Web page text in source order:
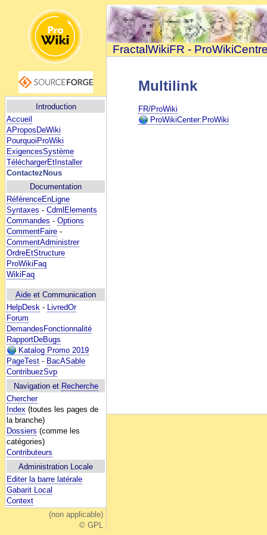
Introduction
Accueil
AProposDeWiki
PourquoiProWiki
ExigencesSystème
TéléchargerEtInstaller
ContactezNous
Documentation
RéférenceEnLigne
Syntaxes - CdmlElements
Commandes - Options
CommentFaire -
CommentAdministrer
OrdreEtStructure
ProWikiFaq
WikiFaq
Aide et Communication
HelpDesk - LivredOr
Forum
DemandesFonctionnalité
RapportDeBugs
Katalog Promo 2019
PageTest - BacASable
ContribuezSvp
Navigation et Recherche
Chercher
Index (toutes les pages de
la branche)
Dossiers (comme les
catégories)
Contributeurs
Administration Locale
Editer la barre latérale
Gabarit Local
Context
(non applicable)
© GPL
FractalWikiFR -
Multilink
FR/ProWiki
ProWikiCenter:ProWiki